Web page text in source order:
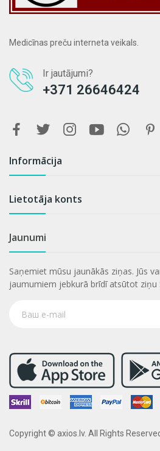
Medicīnas preču interneta veikals.
Ir jautājumi?
+371 26646424
Informācija
Lietotāja konts
Jaunumi
Saņemiet mūsu jaunākās ziņas. Jūs
jaumumiem jebkurā brīdī atsūtot ziņu
Copyright © axios.lv. All Rights